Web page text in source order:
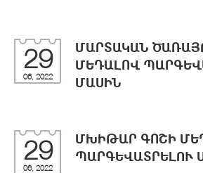
29
06, 2022
ՄԱՐՏԱԿԱՆ
ՄԵԴԱԼՈՎ
ՄԱՍԻՆ
29
06, 2022
ՄԽԻԹԱՐ ԳՈՇԻ
ՊԱՐԳԵՎԱՏՐԵԼՈՒ